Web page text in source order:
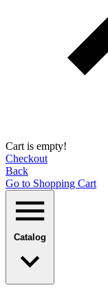
Cart is empty!
Checkout
Back
Go to Shopping Сart
Catalog